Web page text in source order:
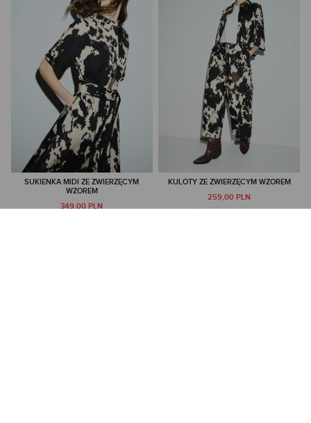
SUKIENKA MIDI ZE ZWIERZĘCYM
WZOREM
349,00 PLN
KULOTY ZE ZWIERZĘCYM WZOREM
259,00 PLN